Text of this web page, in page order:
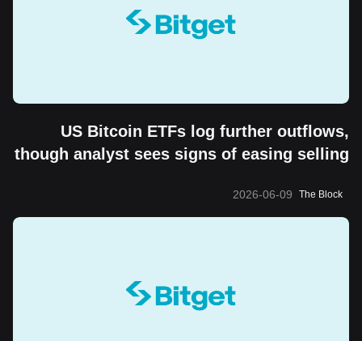
US Bitcoin ETFs log further outflows,
though analyst sees signs of easing selling
The Block
2026-06-09